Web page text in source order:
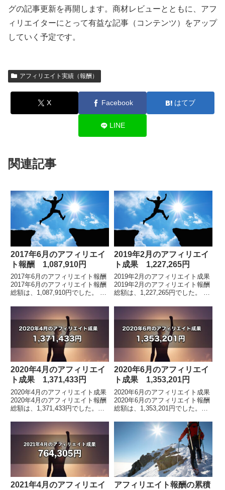
グの記事更新を再開します。商材レビューとともに、アフ
ィリエイターにとって有益な記事（コンテンツ）をアップ
していく予定です。
アフィリエイト実績（報酬）
X Facebook はてブ
LINE
関連記事
2017年6月のアフィリエイ
ト報酬 1,087,910円
2017年6月のアフィリエイト報酬
2017年6月のアフィリエイト報酬
総額は、1,087,910円でした。 各
細はこちらアフィリエイト報酬の
累計額は、98,408,640円...
2019年2月のアフィリエイ
ト成果 1,227,265円
2019年2月のアフィリエイト成果
2019年2月のアフィリエイト報酬
総額は、1,227,265円でした。 各
細はこちらアフィリエイト報酬総
額は、1億2765万円アフィリエ...
2020年4月のアフィリエイ
ト成果 1,371,433円
2020年4月のアフィリエイト成果
2020年4月のアフィリエイト報酬
総額は、1,371,433円でした。
ォトップ管理画面のフォーマット
が変わりました。アフィリエイト
2020年6月のアフィリエイ
ト成果 1,353,201円
2020年6月のアフィリエイト成果
2020年6月のアフィリエイト報酬
総額は、1,353,201円でした。
ォトップ管理画面のフォーマット
が変わりました。アフィリエイト
2021年4月のアフィリエイ
アフィリエイト報酬の累積